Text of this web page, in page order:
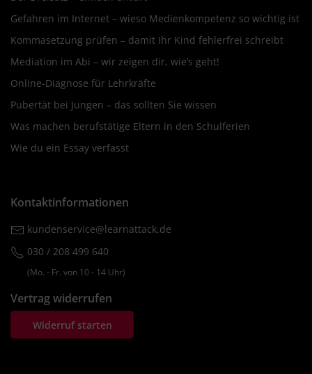
Gefahren im Internet – wieso Medienkompetenz so wichtig ist
Kommasetzung prüfen – damit Ihr Kind fehlerfrei schreibt
Mediation im Abi – wir zeigen dir, wie’s geht!
Online-Diagnose für Lehrkräfte
Pubertät bei Jungen – das sollten Sie wissen
Was machen berufstätige Eltern in den Schulferien
Wie du ein Essay verfasst
Kontaktinformationen
kundenservice@learnattack.de
030 / 208 499 640
(Mo. ‐ Fr. von 10 ‐ 14 Uhr)
Vertrag widerrufen
Widerruf starten